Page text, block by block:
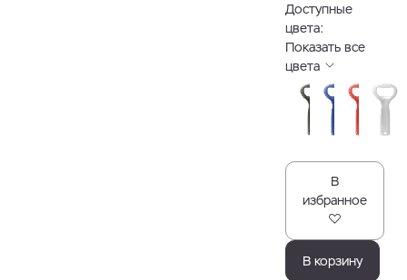
Доступные
цвета:
Показать все
цвета
В
избранное
В корзину